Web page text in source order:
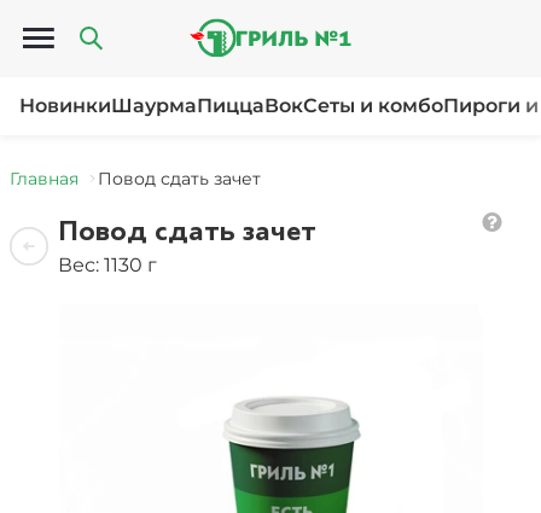
Открыть меню
НовинкиШаурмаПиццаВокСеты и комбоПироги
Главная Повод сдать зачет
Повод сдать зачет
Вес: 1130 г